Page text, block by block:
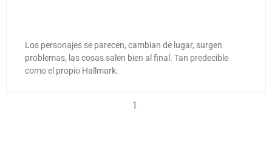
Los personajes se parecen, cambian de lugar, surgen
problemas, las cosas salen bien al final. Tan predecible
como el propio Hallmark.
1